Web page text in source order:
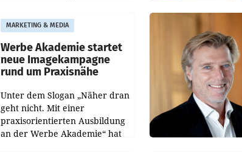
Tageszeitungen und analysiert,
welche Politikerinnen und
Politiker Österreichs die
MARKETING & MEDIA
Werbe Akademie startet
neue Imagekampagne
rund um Praxisnähe
Unter dem Slogan „Näher dran
geht nicht. Mit einer
praxisorientierten Ausbildung
an der Werbe Akademie“ hat